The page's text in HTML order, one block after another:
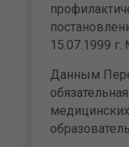
15.07.1999
Данным